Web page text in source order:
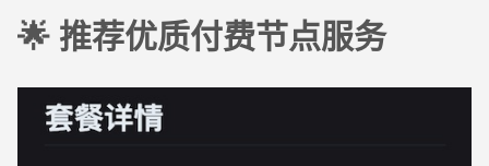
🌟 推荐优质付费节点服务